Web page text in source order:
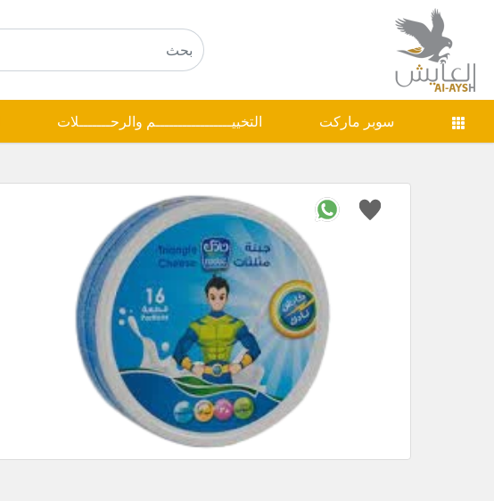
سوبر ماركت التخييـــــــــــــــــم والرحـــــــلات